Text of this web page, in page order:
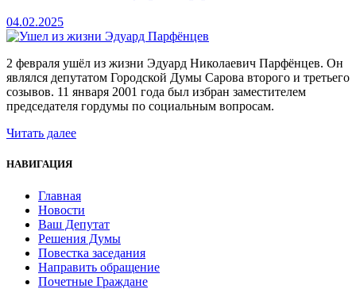
04.02.2025
2 февраля ушёл из жизни Эдуард Николаевич Парфёнцев. Он
являлся депутатом Городской Думы Сарова второго и третьего
созывов. 11 января 2001 года был избран заместителем
председателя гордумы по социальным вопросам.
Читать далее
НАВИГАЦИЯ
Главная
Новости
Ваш Депутат
Решения Думы
Повестка заседания
Направить обращение
Почетные Граждане